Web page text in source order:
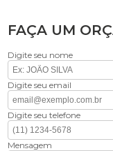
FAÇA UM
Digite seu nome
Digite seu email
Digite seu telefone
Mensagem